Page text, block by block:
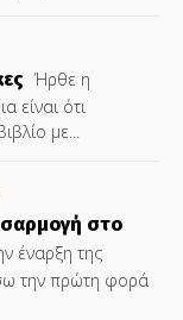
Ήρθε η
είναι ότι
με...
στο
έναρξη της
την πρώτη φορά